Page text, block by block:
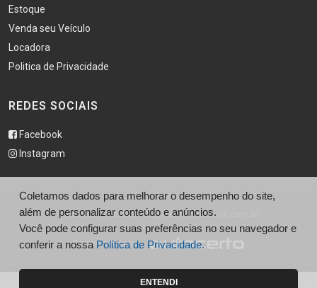
Estoque
Venda seu Veículo
Locadora
Politica de Privacidade
REDES SOCIAIS
Facebook
Instagram
© Lehmen Veículos - http://lehmenveiculos.com.br/
Desenvolvido por
Coletamos dados para melhorar o desempenho do site,
além de personalizar conteúdo e anúncios.
Você pode configurar suas preferências no seu navegador e
conferir a nossa Política de Privacidade.
ENTENDI